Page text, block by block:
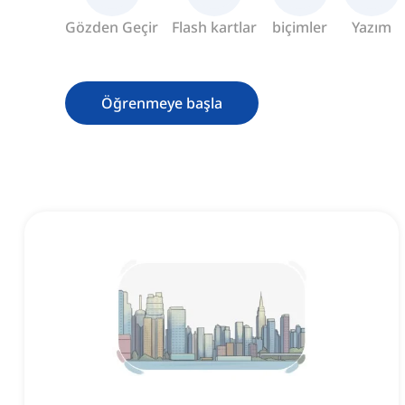
Gözden Geçir Flash kartlar biçimler Yazım
Öğrenmeye başla